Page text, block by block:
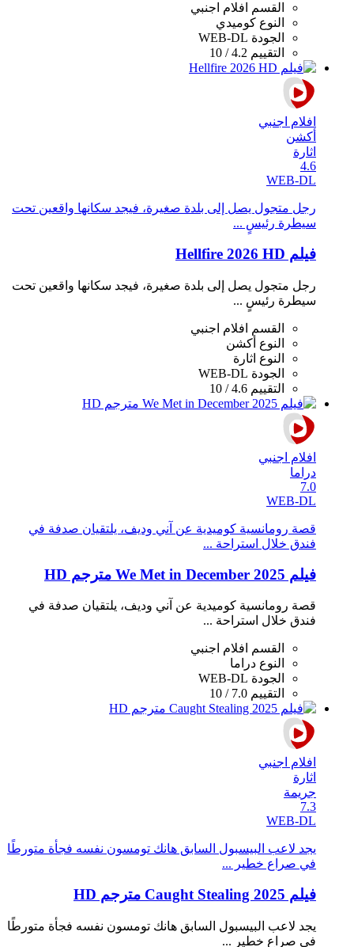
القسم
افلام اجنبي
النوع كوميدي
الجودة WEB-DL
التقييم 4.2 / 10
افلام اجنبي
أكشن
اثارة
4.6
WEB-DL
رجل متجول يصل إلى بلدة صغيرة، فيجد سكانها واقعين تحت
سيطرة رئيسٍ ...
فيلم Hellfire 2026 HD
رجل متجول يصل إلى بلدة صغيرة، فيجد سكانها واقعين تحت
سيطرة رئيسٍ ...
القسم
افلام اجنبي
النوع أكشن
النوع اثارة
الجودة WEB-DL
التقييم 4.6 / 10
افلام اجنبي
دراما
7.0
WEB-DL
قصة رومانسية كوميدية عن آني وديف، يلتقيان صدفة في
فندق خلال استراحة ...
فيلم We Met in December 2025 مترجم HD
قصة رومانسية كوميدية عن آني وديف، يلتقيان صدفة في
فندق خلال استراحة ...
القسم
افلام اجنبي
النوع دراما
الجودة WEB-DL
التقييم 7.0 / 10
افلام اجنبي
اثارة
جريمة
7.3
WEB-DL
يجد لاعب البيسبول السابق هانك تومسون نفسه فجأة متورطًا
في صراع خطير ...
فيلم Caught Stealing 2025 مترجم HD
يجد لاعب البيسبول السابق هانك تومسون نفسه فجأة متورطًا
في صراع خطير ...